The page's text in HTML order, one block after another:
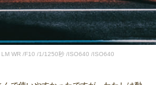
WR /F10 /1/1250秒 /ISO640 /ISO640